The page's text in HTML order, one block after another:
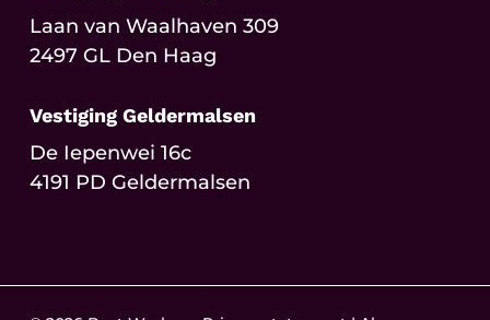
Laan van Waalhaven 309
2497 GL Den Haag
Vestiging Geldermalsen
De Iepenwei 16c
4191 PD Geldermalsen